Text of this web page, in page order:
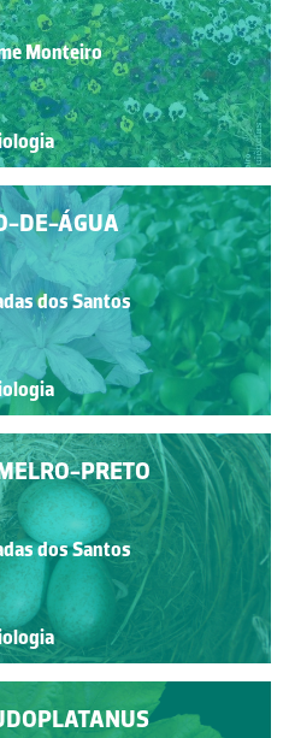
Monteiro
DE-ÁGUA
dos Santos
PRETO
dos Santos